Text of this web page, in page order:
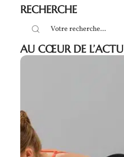
RECHERCHE
AU CŒUR DE L’ACTU